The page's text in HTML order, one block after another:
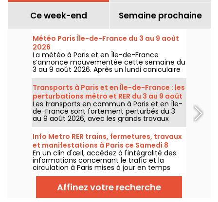
Ce week-end Semaine prochaine
Météo Paris Île-de-France du 3 au 9 août
2026
La météo à Paris et en Île-de-France
s’annonce mouvementée cette semaine du
3 au 9 août 2026. Après un lundi caniculaire
marqué par un risque d’orages, les
températures vont progressivement baisser
avant le retour d’un temps plus chaud et
ensoleillé pour le week-end.
Transports à Paris et en Île-de-France : les
perturbations métro et RER du 3 au 9 août
2026
Les transports en commun à Paris et en Île-
de-France sont fortement perturbés du 3
au 9 août 2026, avec les grands travaux
d'été qui impactent très durement
certaines lignes, selon la RATP et SNCF.
Info Metro RER trains, fermetures, travaux
et manifestations à Paris ce Samedi 8
août 2026
En un clin d'œil, accédez à l'intégralité des
informations concernant le trafic et la
circulation à Paris mises à jour en temps
réel. Metro RER et Transilien de la RATP,
travaux, circulation, grands évènements et
manifestations, on vous donne toutes les
informations pratiques à connaître avant de
Affinez votre recherche